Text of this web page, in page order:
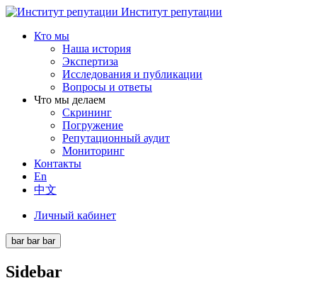
Институт репутации
Кто мы
Наша история
Экспертиза
Исследования и публикации
Вопросы и ответы
Что мы делаем
Скрининг
Погружение
Репутационный аудит
Мониторинг
Контакты
En
中文
Личный кабинет
bar bar bar
Sidebar